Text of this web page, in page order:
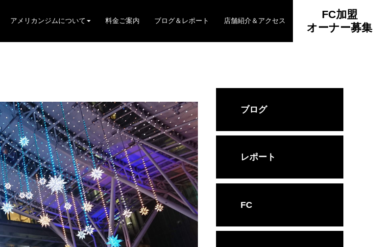
アメリカンジムについて 料金ご案内 ブログ＆レポート 店舗紹介＆アクセス
FC加盟
オーナー募集
ブログ
レポート
FC